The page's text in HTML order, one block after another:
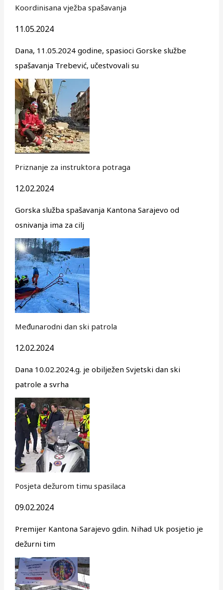
Koordinisana vježba spašavanja
11.05.2024
Dana, 11.05.2024 godine, spasioci Gorske službe
spašavanja Trebević, učestvovali su
Priznanje za instruktora potraga
12.02.2024
Gorska služba spašavanja Kantona Sarajevo od
osnivanja ima za cilj
Međunarodni dan ski patrola
12.02.2024
Dana 10.02.2024.g. je obilježen Svjetski dan ski
patrole a svrha
Posjeta dežurom timu spasilaca
09.02.2024
Premijer Kantona Sarajevo gdin. Nihad Uk posjetio je
dežurni tim